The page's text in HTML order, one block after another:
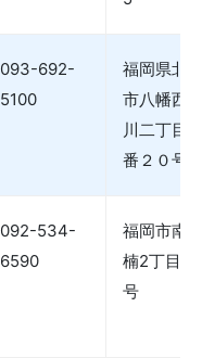
093-692-
5100
福岡県北
市八幡西
川二丁目
番２０号
092-534-
6590
福岡市南
楠2丁目8
号